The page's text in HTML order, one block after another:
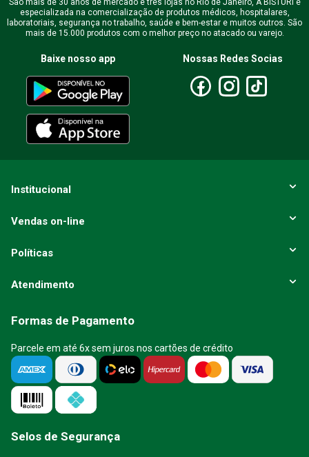
São mais de 30 anos de mercado e três lojas no Rio de Janeiro, A BISTURI é
especializada na comercialização de produtos médicos, hospitalares,
laboratoriais, segurança no trabalho, saúde e bem-estar e muitos outros. São
mais de 15.000 produtos com o melhor preço no atacado ou varejo.
Baixe nosso app Nossas Redes Socias
Institucional
Vendas on-line
Políticas
Atendimento
Formas de Pagamento
Parcele em até 6x sem juros nos cartões de crédito
Selos de Segurança